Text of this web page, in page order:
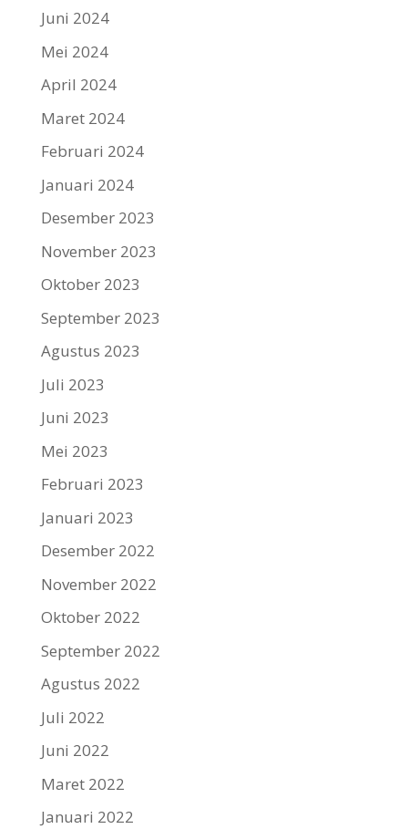
Juni 2024
Mei 2024
April 2024
Maret 2024
Februari 2024
Januari 2024
Desember 2023
November 2023
Oktober 2023
September 2023
Agustus 2023
Juli 2023
Juni 2023
Mei 2023
Februari 2023
Januari 2023
Desember 2022
November 2022
Oktober 2022
September 2022
Agustus 2022
Juli 2022
Juni 2022
Maret 2022
Januari 2022